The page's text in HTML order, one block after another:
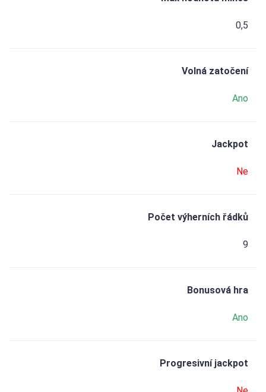
0,5
Volná zatočení
Ano
Jackpot
Ne
Počet výherních řádků
9
Bonusová hra
Ano
Progresivní jackpot